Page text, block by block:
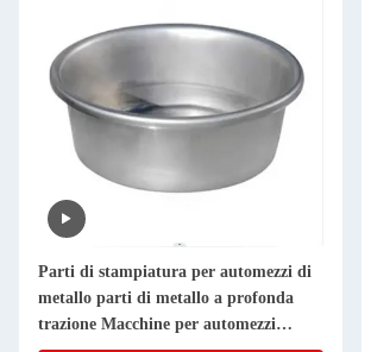
Parti di stampiatura per automezzi di
metallo parti di metallo a profonda
trazione Macchine per automezzi